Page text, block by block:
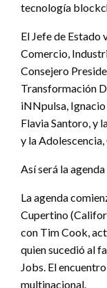
tecnología
El Jefe de
Comercio,
Consejero
Transformación
iNNpulsa,
Flavia Santoro, y
y la
Así será la
La agenda
Cupertino
con Tim Cook,
quien sucedió al
Jobs. El
multinacional.